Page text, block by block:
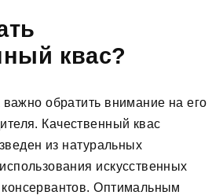
квас?
обратить внимание на его
Качественный квас
из натуральных
искусственных
Оптимальным